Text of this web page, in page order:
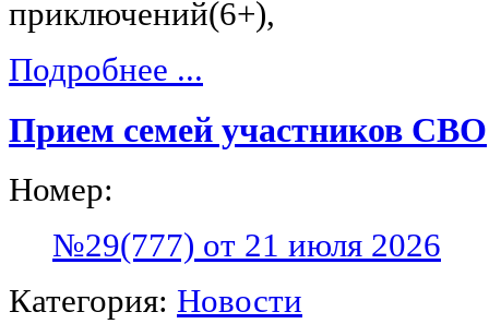
приключений(6+),
Подробнее ...
Прием семей участников СВО
Номер:
№29(777) от 21 июля 2026
Категория: Новости